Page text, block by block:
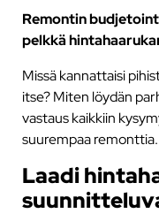
Remontin
pelkkä
Missä kannattaisi
itse? Miten löydän
vastaus kaikkiin
suurempaa remonttia.
Laadi